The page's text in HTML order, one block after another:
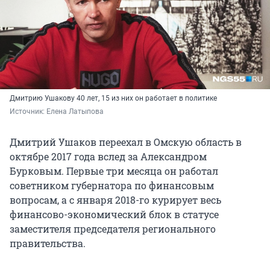
Дмитрию Ушакову 40 лет, 15 из них он работает в политике
Источник: Елена Латыпова
Дмитрий Ушаков переехал в Омскую область в
октябре 2017 года вслед за Александром
Бурковым. Первые три месяца он работал
советником губернатора по финансовым
вопросам, а с января 2018-го курирует весь
финансово-экономический блок в статусе
заместителя председателя регионального
правительства.